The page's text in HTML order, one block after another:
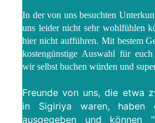
In der von uns besuchten
uns leider nicht sehr wohlfühlen
hier nicht aufführen. Mit bestem
kostengünstige Auswahl für euch
wir selbst buchen würden und
Freunde von uns, die etwa
in Sigiriya waren, haben
ausgegeben und können